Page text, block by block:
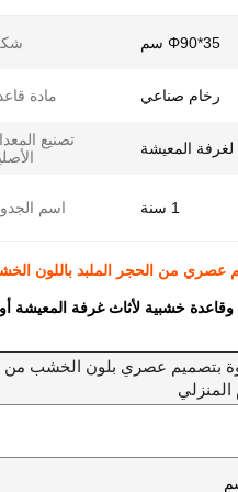
Φ90*35 سم
رخام صناعي مادة
المعيشة
تصنيع
1 سنة اسم
عصري من الحجر الملبد باللون
خشبية لأثاث غرفة المعيشة أو
بتصميم عصري بلون الخشب من
المنزلي